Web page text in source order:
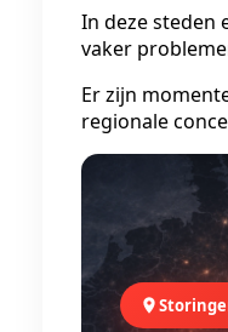
In deze steden
vaker
Er zijn
regionale